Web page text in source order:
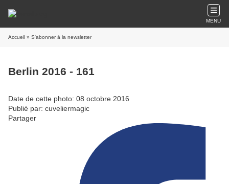
MENU
Accueil » S'abonner à la newsletter
Berlin 2016 - 161
Date de cette photo: 08 octobre 2016
Publié par: cuveliermagic
Partager